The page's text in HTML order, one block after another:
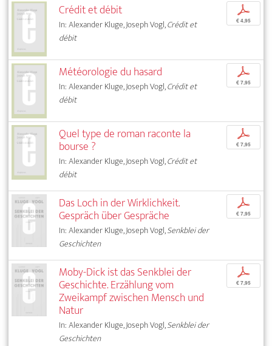
Crédit et débit
In: Alexander Kluge, Joseph Vogl,Crédit et
débit
p
€ 4,95
Météorologie du hasard
In: Alexander Kluge, Joseph Vogl,Crédit et
débit
p
€ 7,95
Quel type de roman raconte la
bourse ?
In: Alexander Kluge, Joseph Vogl,Crédit et
débit
p
€ 7,95
Das Loch in der Wirklichkeit.
Gespräch über Gespräche
In: Alexander Kluge, Joseph Vogl,Senkblei der
Geschichten
p
€ 7,95
Moby-Dick ist das Senkblei der
Geschichte. Erzählung vom
Zweikampf zwischen Mensch und
Natur
In: Alexander Kluge, Joseph Vogl,Senkblei der
Geschichten
p
€ 7,95